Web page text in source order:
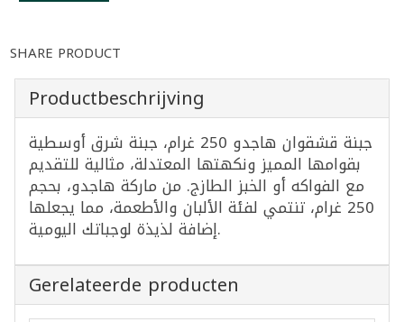
SHARE PRODUCT
Productbeschrijving
جبنة قشقوان هاجدو 250 غرام، جبنة شرق أوسطية
بقوامها المميز ونكهتها المعتدلة، مثالية للتقديم
مع الفواكه أو الخبز الطازج. من ماركة هاجدو، بحجم
250 غرام، تنتمي لفئة الألبان والأطعمة، مما يجعلها
إضافة لذيذة لوجباتك اليومية.
Gerelateerde producten